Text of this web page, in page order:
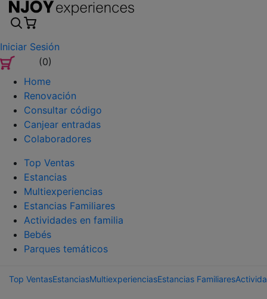
Iniciar Sesión
(0)
Home
Renovación
Consultar código
Canjear entradas
Colaboradores
Top Ventas
Estancias
Multiexperiencias
Estancias Familiares
Actividades en familia
Bebés
Parques temáticos
Top VentasEstanciasMultiexperienciasEstancias Familiares